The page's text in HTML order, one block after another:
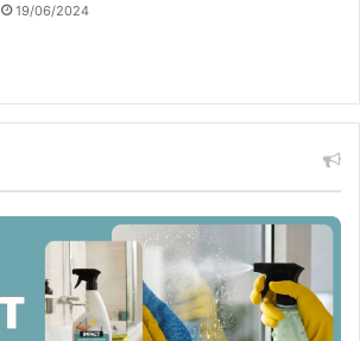
19/06/2024